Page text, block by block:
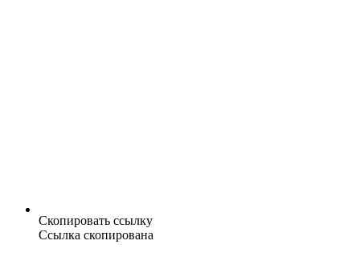
Скопировать ссылку
Ссылка скопирована